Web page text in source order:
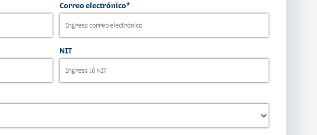
Correo electrónico*
NIT